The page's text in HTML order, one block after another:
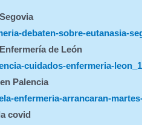
debaten-sobre-eutanasia-
de León
cuidados-enfermeria-
Palencia
enfermeria-arrancaran-
covid